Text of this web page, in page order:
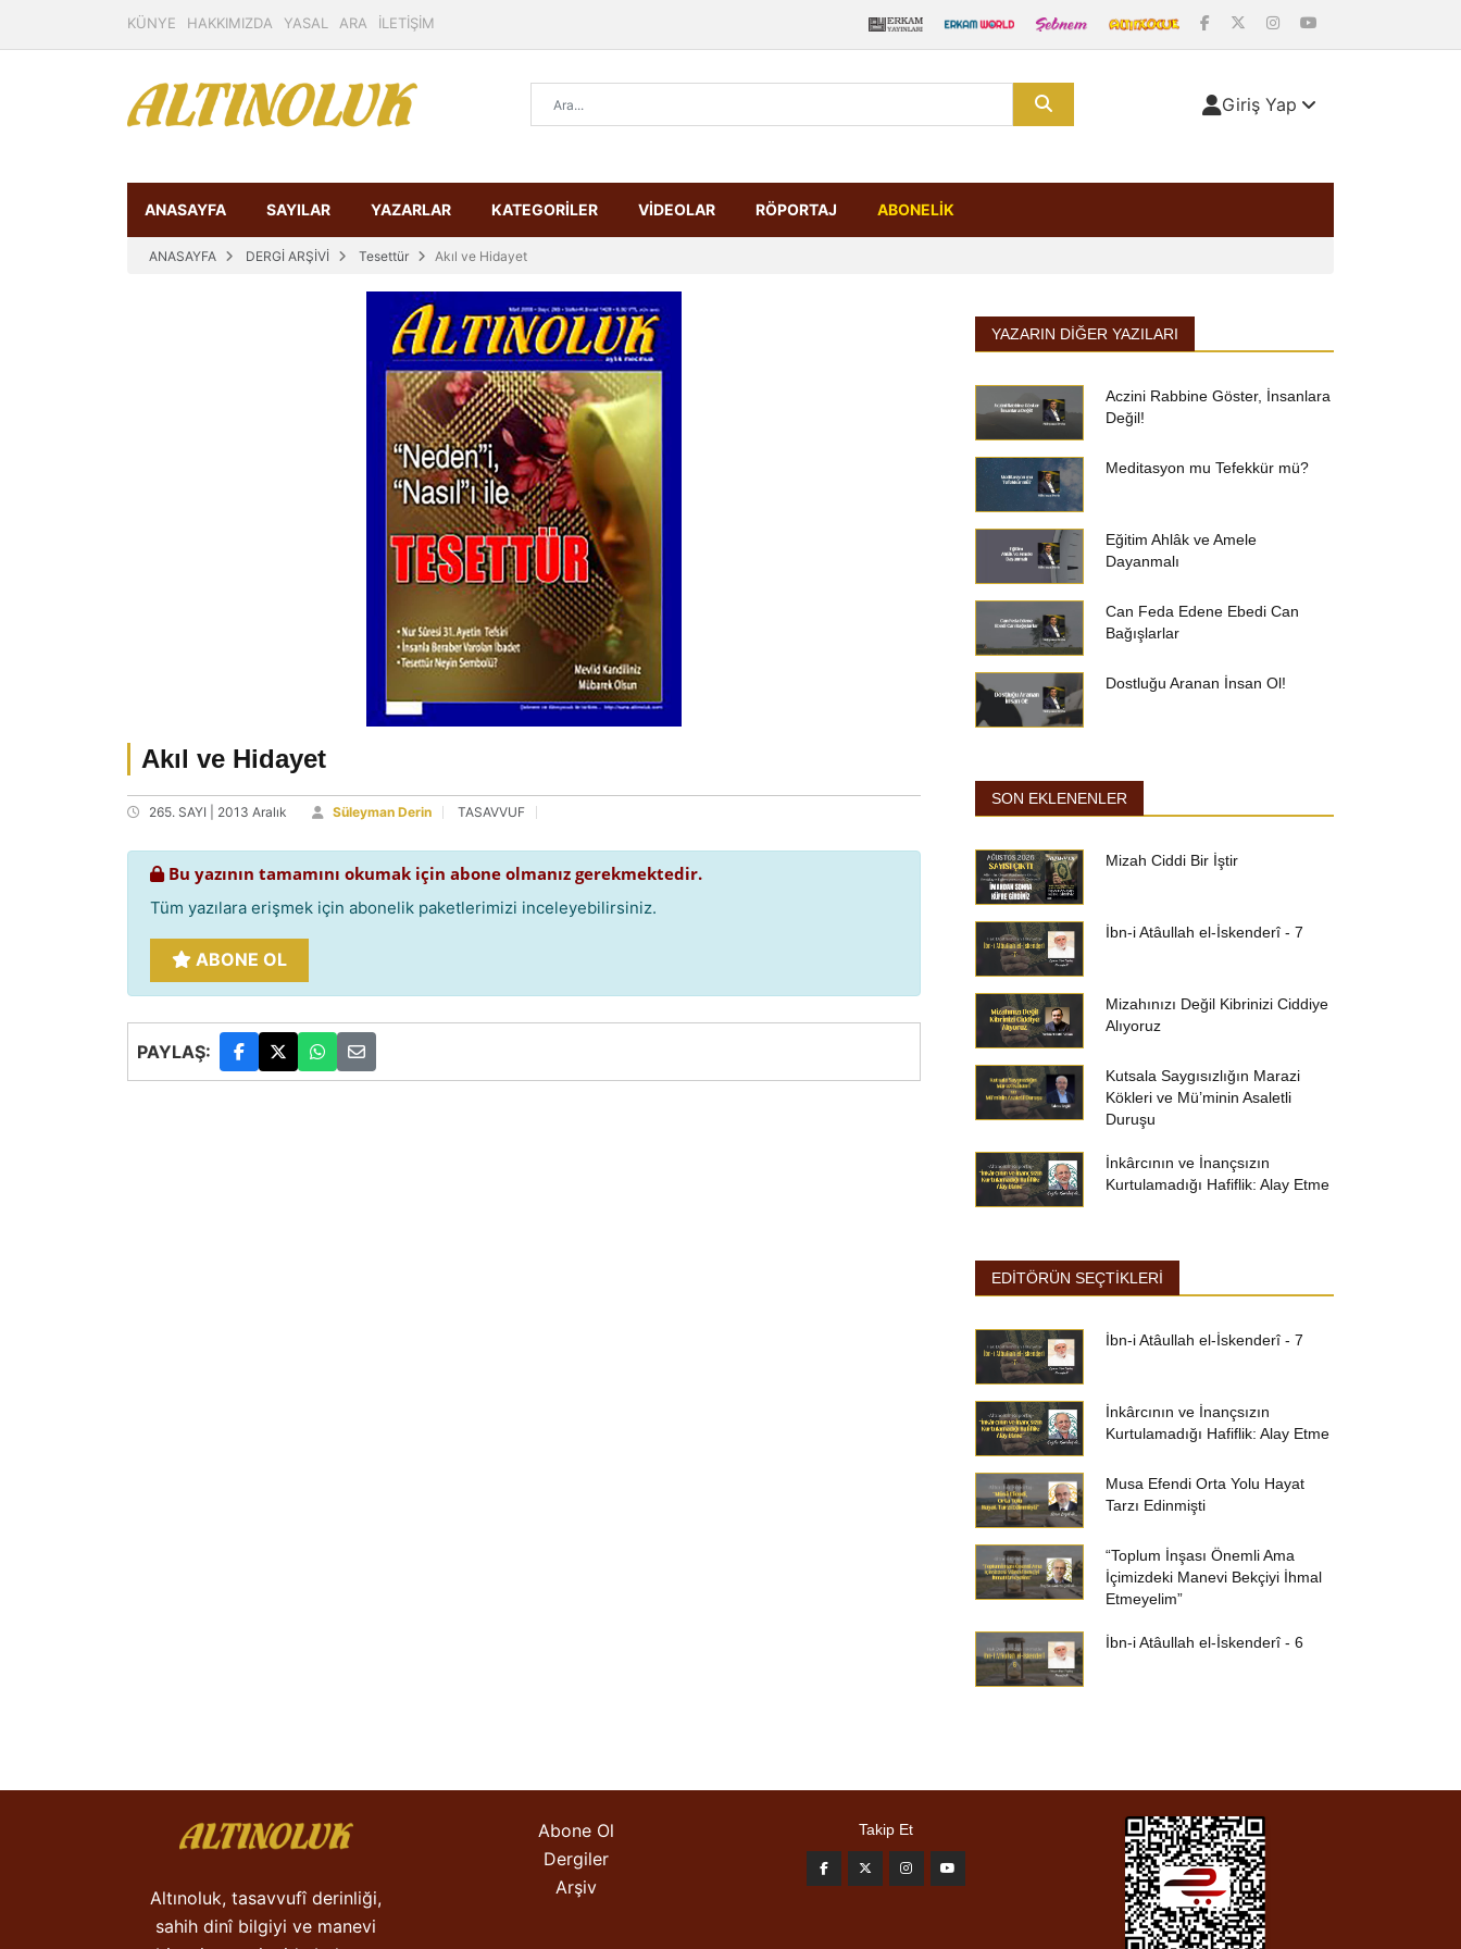
KÜNYE HAKKIMIZDA YASAL ARA İLETİŞİM
Giriş Yap
ANASAYFA SAYILAR YAZARLAR KATEGORİLER VİDEOLAR RÖPORTAJ ABONELİK
ANASAYFA DERGİ ARŞİVİ Tesettür Akıl ve Hidayet
Akıl ve Hidayet
265. SAYI | 2013 Aralık Süleyman Derin TASAVVUF
Bu yazının tamamını okumak için abone olmanız gerekmektedir.
Tüm yazılara erişmek için abonelik paketlerimizi inceleyebilirsiniz.
ABONE OL
PAYLAŞ:
YAZARIN DIĞER YAZILARI
Aczini Rabbine Göster, İnsanlara
Değil!
Meditasyon mu Tefekkür mü?
Eğitim Ahlâk ve Amele
Dayanmalı
Can Feda Edene Ebedi Can
Bağışlarlar
Dostluğu Aranan İnsan Ol!
SON EKLENENLER
Mizah Ciddi Bir İştir
İbn-i Atâullah el-İskenderî - 7
Mizahınızı Değil Kibrinizi Ciddiye
Alıyoruz
Kutsala Saygısızlığın Marazi
Kökleri ve Mü’minin Asaletli
Duruşu
İnkârcının ve İnançsızın
Kurtulamadığı Hafiflik: Alay Etme
EDİTÖRÜN SEÇTİKLERİ
İbn-i Atâullah el-İskenderî - 7
İnkârcının ve İnançsızın
Kurtulamadığı Hafiflik: Alay Etme
Musa Efendi Orta Yolu Hayat
Tarzı Edinmişti
“Toplum İnşası Önemli Ama
İçimizdeki Manevi Bekçiyi İhmal
Etmeyelim”
İbn-i Atâullah el-İskenderî - 6
Altınoluk, tasavvufî derinliği,
sahih dinî bilgiyi ve manevi
Abone Ol
Dergiler
Arşiv
Takip Et